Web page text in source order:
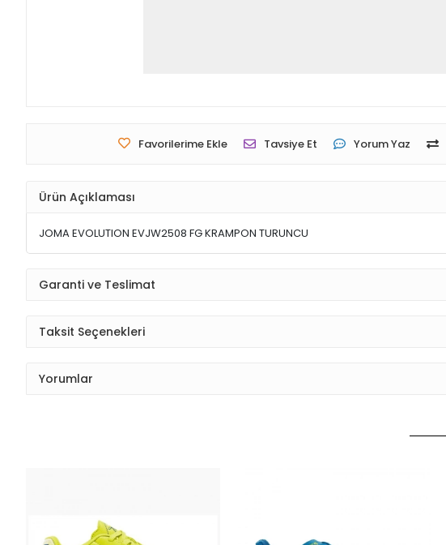
Favorilerime Ekle Tavsiye Et Yorum Yaz
Ürün Açıklaması
JOMA EVOLUTION EVJW2508 FG KRAMPON TURUNCU
Garanti ve Teslimat
Taksit Seçenekleri
Yorumlar